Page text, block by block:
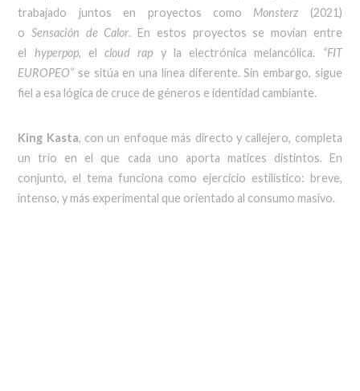
trabajado juntos en proyectos como Monsterz (2021)
oSensación de Calor. En estos proyectos se movían entre
el hyperpop, elcloud rap y la electrónica melancólica. “FIT
EUROPEO” se sitúa en una línea diferente. Sin embargo, sigue
fiel a esa lógica de cruce de géneros e identidad cambiante.
King Kasta, con un enfoque más directo y callejero, completa
un trío en el que cada uno aporta matices distintos. En
conjunto, el tema funciona como ejercicio estilístico: breve,
intenso, y más experimental que orientado al consumo masivo.